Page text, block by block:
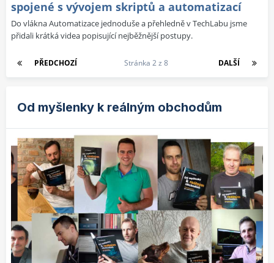
spojené s vývojem skriptů a automatizací
Do vlákna Automatizace jednoduše a přehledně v TechLabu jsme
přidali krátká videa popisující nejběžnější postupy.
PŘEDCHOZÍ DALŠÍ
Stránka 2 z 8
Od myšlenky k reálným obchodům